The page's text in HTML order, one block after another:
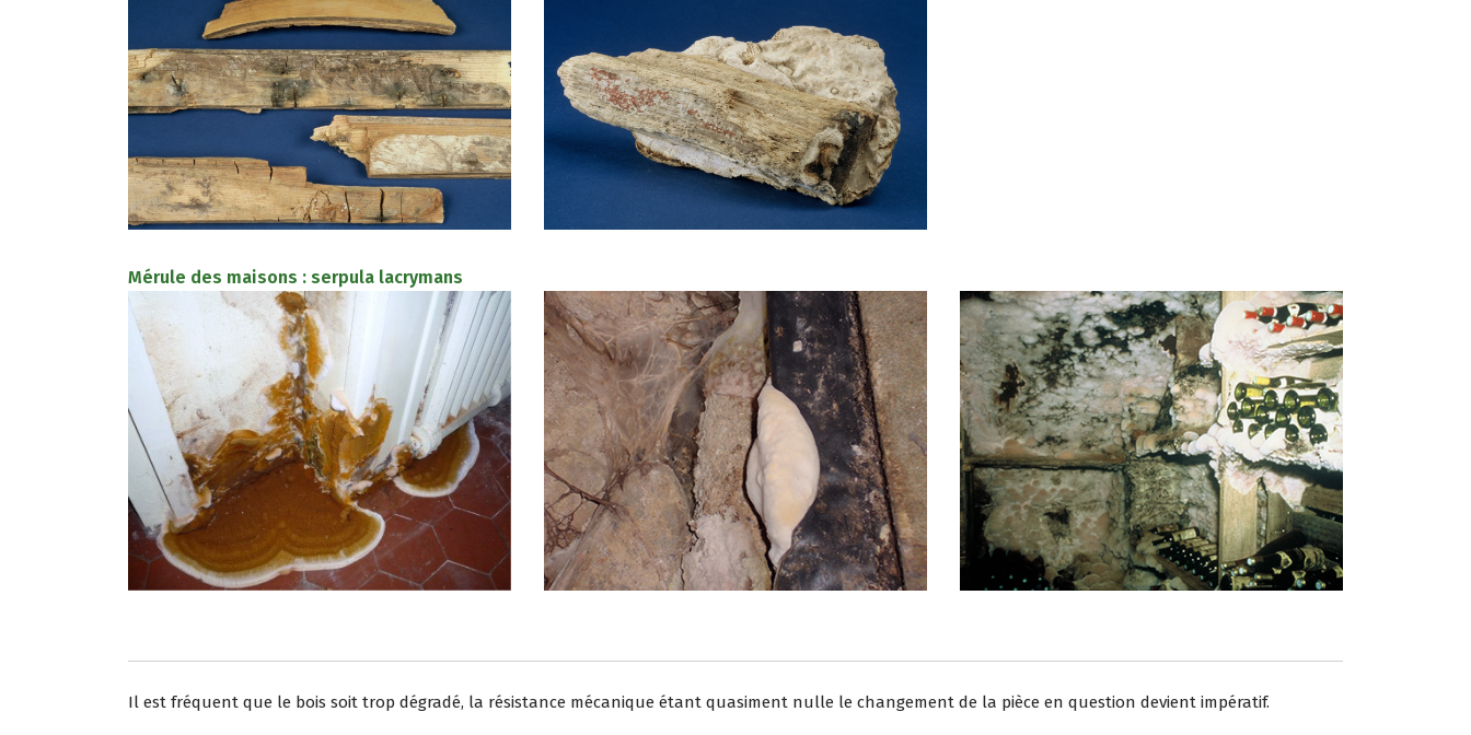
Mérule des maisons : serpula lacrymans
Il est fréquent que le bois soit trop dégradé, la résistance mécanique étant quasiment nulle le changement de la pièce en question devient impératif.